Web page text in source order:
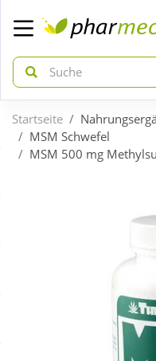
zurück
zurück
Startseite
MSM Schwefel
MSM 500 mg